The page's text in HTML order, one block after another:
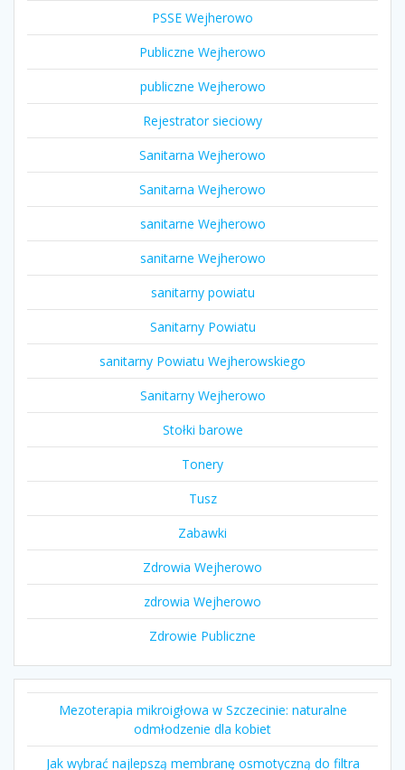
PSSE Wejherowo
Publiczne Wejherowo
publiczne Wejherowo
Rejestrator sieciowy
Sanitarna Wejherowo
Sanitarna Wejherowo
sanitarne Wejherowo
sanitarne Wejherowo
sanitarny powiatu
Sanitarny Powiatu
sanitarny Powiatu Wejherowskiego
Sanitarny Wejherowo
Stołki barowe
Tonery
Tusz
Zabawki
Zdrowia Wejherowo
zdrowia Wejherowo
Zdrowie Publiczne
Mezoterapia mikroigłowa w Szczecinie: naturalne
odmłodzenie dla kobiet
Jak wybrać najlepszą membranę osmotyczną do filtra